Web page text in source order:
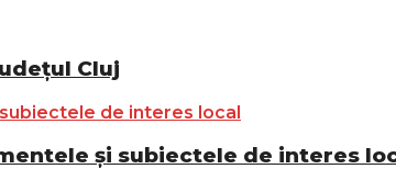
Cluj
și subiectele de interes